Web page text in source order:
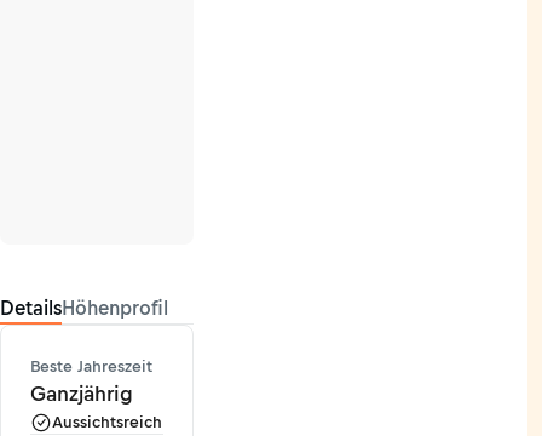
DetailsHöhenprofil
Beste Jahreszeit
Ganzjährig
Aussichtsreich